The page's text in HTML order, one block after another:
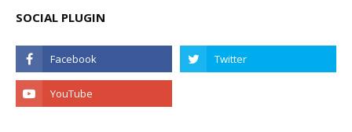
SOCIAL PLUGIN